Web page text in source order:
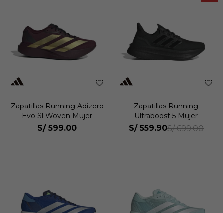
Zapatillas Running Adizero
Evo Sl Woven Mujer
S/ 599.00
Zapatillas Running
Ultraboost 5 Mujer
S/ 559.90S/ 699.00